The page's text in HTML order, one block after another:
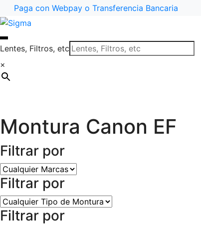
Paga con Webpay o Transferencia Bancaria
Ir
la
Saltar
contenido
Lentes, Filtros, etc
×
Montura Canon EF
Filtrar por
Filtrar por
Filtrar por